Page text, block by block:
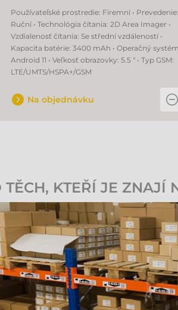
Používateľské prostredie: Firemní • Prevedenie:
Ruční • Technológia čítania: 2D Area Imager •
Vzdialenosť čítania: Se střední vzdáleností •
Kapacita batérie: 3400 mAh • Operačný
Android 11 • Veľkosť obrazovky: 5.5 " • Typ GSM:
LTE/UMTS/HSPA+/GSM
Na objednávku
KTEŘÍ JE ZNAJÍ